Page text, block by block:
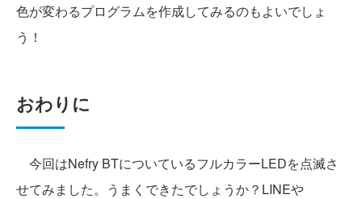
色が変わるプログラムを作成してみるのもよいでしょ
う！
おわりに
今回はNefry BTについているフルカラーLEDを点滅さ
せてみました。うまくできたでしょうか？LINEや